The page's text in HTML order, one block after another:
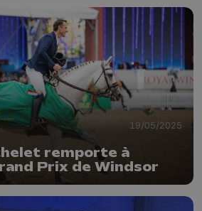
19/05/2025
remporte à
Prix de Windsor